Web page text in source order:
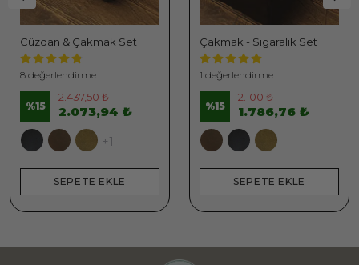
Cüzdan & Çakmak Set
8 değerlendirme
%15
2.437,50 ₺
2.073,94 ₺
+1
SEPETE EKLE
Çakmak - Sigaralık Set
1 değerlendirme
%15
2.100 ₺
1.786,76 ₺
SEPETE EKLE